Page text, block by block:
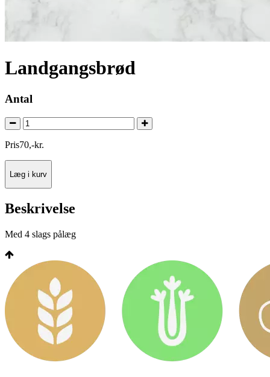
Landgangsbrød
Antal
Pris70,-kr.
Læg i kurv
Beskrivelse
Med 4 slags pålæg